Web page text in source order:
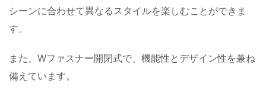
シーンに合わせて異なるスタイルを楽しむことができま
す。
また、Wファスナー開閉式で、機能性とデザイン性を兼ね
備えています。